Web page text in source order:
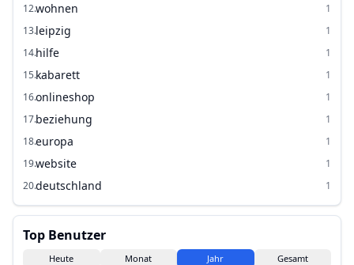
12.wohnen
1
13.leipzig
1
14.hilfe
1
15.kabarett
1
16.onlineshop
1
17.beziehung
1
18.europa
1
19.website
1
20.deutschland 1
Top Benutzer
Heute Monat Jahr Gesamt